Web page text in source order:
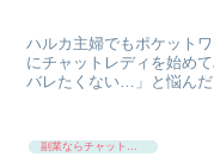
ハルカ主婦でもポケット
にチャットレディを始め
バレたくない…」と悩ん